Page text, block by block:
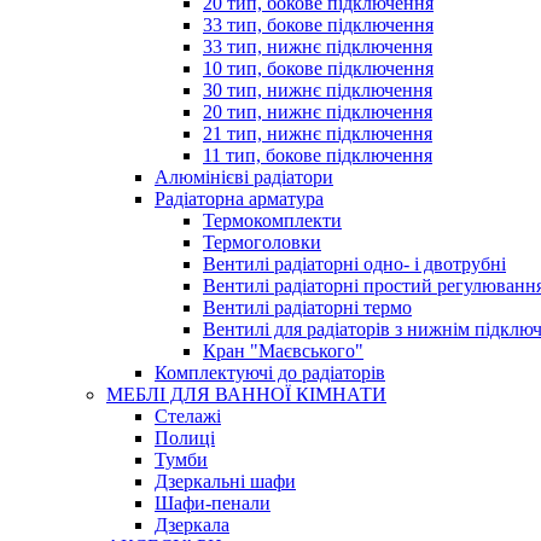
33 тип, бокове підключення
33 тип, нижнє підключення
10 тип, бокове підключення
30 тип, нижнє підключення
20 тип, нижнє підключення
21 тип, нижнє підключення
11 тип, бокове підключення
Алюмінієві радіатори
Радіаторна арматура
Термокомплекти
Термоголовки
Вентилі радіаторні одно- і двотрубні
Вентилі радіаторні простий
Вентилі радіаторні термо
Вентилі для радіаторів з нижнім
Кран "Маєвського"
Комплектуючі до радіаторів
МЕБЛІ ДЛЯ ВАННОЇ КІМНАТИ
Стелажі
Полиці
Тумби
Дзеркальні шафи
Шафи-пенали
Дзеркала